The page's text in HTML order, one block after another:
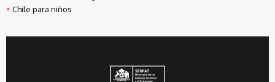
Chile para niños